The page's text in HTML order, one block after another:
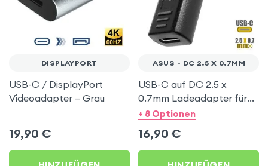
DISPLAYPORT
USB-C / DisplayPort
Videoadapter – Grau
19,90 €
ASUS - DC 2.5 X 0.7MM
USB-C auf DC 2.5 x
0.7mm Ladeadapter für
ASUS Notebooks,
+ 8 Optionen
16,90 €